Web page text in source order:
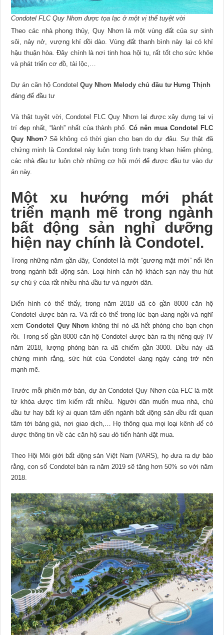
Condotel FLC Quy Nhơn được tọa lạc ở một vị thế tuyệt vời
Theo các nhà phong thủy, Quy Nhơn là một vùng đất của sự sinh
sôi, nảy nở, vượng khí dồi dào. Vùng đất thanh bình này lại có khí
hậu thuận hòa. Đây chính là nơi tinh hoa hội tụ, rất tốt cho sức khỏe
và phát triển cơ đồ, tài lộc,…
Dự án căn hộ Condotel Quy Nhơn Melody chủ đầu tư Hưng Thịnh
đáng để đầu tư
Và thật tuyệt vời, Condotel FLC Quy Nhơn lại được xây dựng tại vị
trí đẹp nhất, “lành” nhất của thành phố.Có nên mua Condotel FLC
Quy Nhơn? Sẽ không có thời gian cho bạn do dự đâu. Sự thật đã
chứng minh là Condotel này luôn trong tình trạng khan hiếm phòng,
các nhà đầu tư luôn chờ những cơ hội mới để được đầu tư vào dự
án này.
Một xu hướng mới phát
triển mạnh mẽ trong ngành
bất động sản nghỉ dưỡng
hiện nay chính là Condotel.
Trong những năm gần đây, Condotel là một “gương mặt mới” nổi lên
trong ngành bất động sản. Loại hình căn hộ khách sạn này thu hút
sự chú ý của rất nhiều nhà đầu tư và người dân.
Điển hình có thể thấy, trong năm 2018 đã có gần 8000 căn hộ
Condotel được bán ra. Và rất có thể trong lúc bạn đang ngồi và nghĩ
xemCondotel Quy Nhơnkhông thì nó đã hết phòng cho bạn chọn
rồi. Trong số gần 8000 căn hộ Condotel được bán ra thị riêng quý IV
năm 2018, lượng phòng bán ra đã chiếm gần 3000. Điều này đã
chứng minh rằng, sức hút của Condotel đang ngày càng trở nên
mạnh mẽ.
Trước mỗi phiên mở bán, dự án Condotel Quy Nhơn của FLC là một
từ khóa được tìm kiếm rất nhiều. Người dân muốn mua nhà, chủ
đầu tư hay bất kỳ ai quan tâm đến ngành bất động sản đều rất quan
tâm tới bảng giá, nơi giao dịch,… Họ thông qua mọi loại kênh để có
được thông tin về các căn hộ sau đó tiến hành đặt mua.
Theo Hội Môi giới bất động sản Việt Nam (VARS), họ đưa ra dự báo
rằng, con số Condotel bán ra năm 2019 sẽ tăng hơn 50% so với năm
2018.